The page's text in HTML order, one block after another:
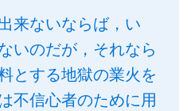
来ないならば，い
いのだが，それなら
とする地獄の業火を
不信心者のために用